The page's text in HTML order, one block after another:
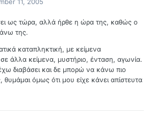
ως τώρα, αλλά ήρθε η ώρα της, καθώς ο
της.
καταπληκτική, με κείμενα
άλλα κείμενα, μυστήριο, ένταση, αγωνία.
διαβάσει και δε μπορώ να κάνω πιο
θυμάμαι όμως ότι μου είχε κάνει απίστευτα